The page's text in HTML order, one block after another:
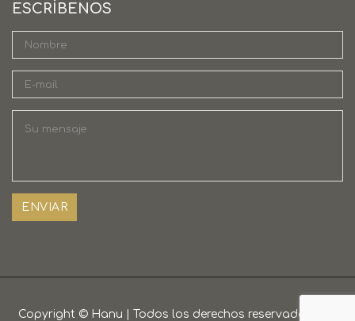
ESCRÍBENOS
Copyright © Hanu | Todos los derechos reservados | By